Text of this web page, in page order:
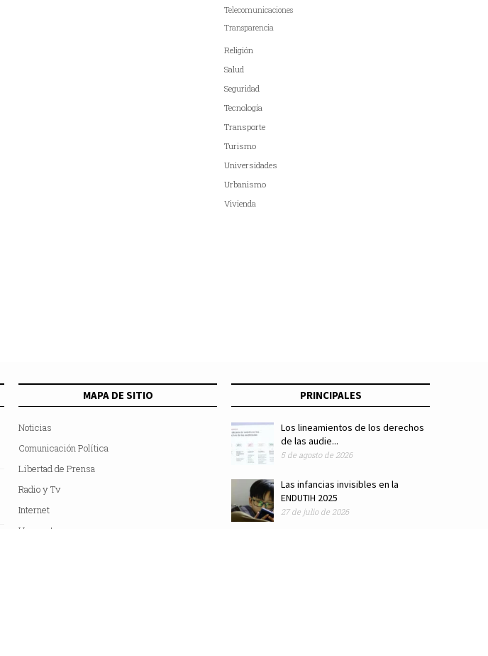
Telecomunicaciones
Transparencia
Religión
Salud
Seguridad
Tecnología
Transporte
Turismo
Universidades
Urbanismo
Vivienda
MAPA DE SITIO
Noticias
Comunicación Política
Libertad de Prensa
Radio y Tv
Internet
Hemeroteca
PRINCIPALES
Los lineamientos de los derechos
de las audie...
5 de agosto de 2026
Las infancias invisibles en la
ENDUTIH 2025
27 de julio de 2026